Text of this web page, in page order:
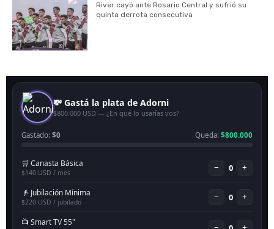
River cayó ante Rosario Central y sufrió su
quinta derrota consecutiva